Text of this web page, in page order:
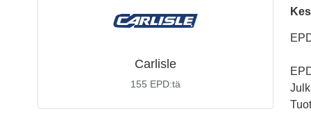
Carlisle
155 EPD:tä